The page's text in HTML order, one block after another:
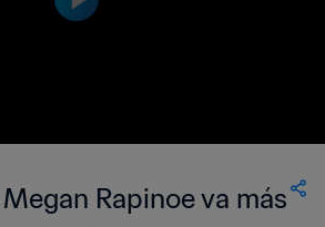
Rapinoe va más